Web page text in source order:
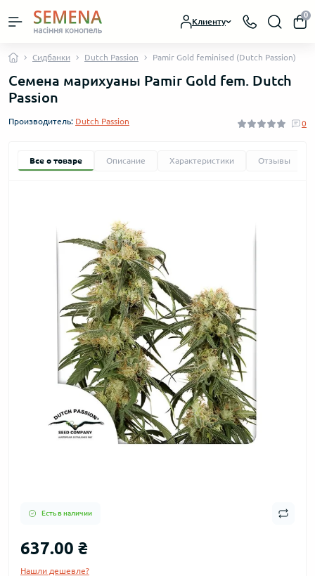
Клиенту
0
Сидбанки Dutch Passion Pamir Gold feminised (Dutch Passion)
Семена марихуаны Pamir Gold fem. Dutch
Passion
Производитель: Dutch Passion 0
Все о товаре Описание Характеристики Отзывы
Есть в наличии
637.00 ₴
Нашли дешевле?